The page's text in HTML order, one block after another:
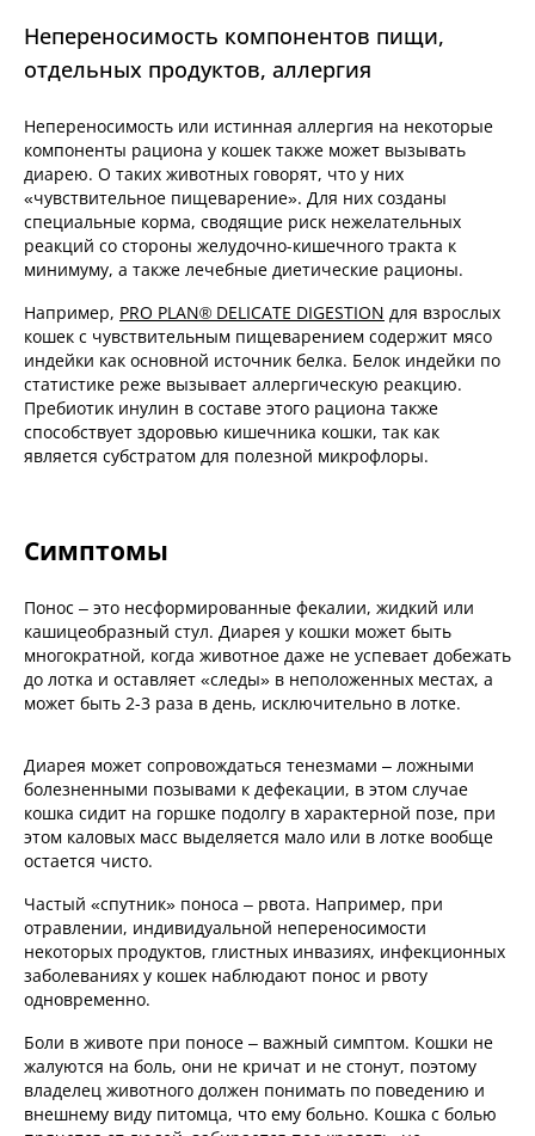
Непереносимость компонентов пищи,
отдельных продуктов, аллергия
Непереносимость или истинная аллергия на некоторые
компоненты рациона у кошек также может вызывать
диарею. О таких животных говорят, что у них
«чувствительное пищеварение». Для них созданы
специальные корма, сводящие риск нежелательных
реакций со стороны желудочно-кишечного тракта к
минимуму, а также лечебные диетические рационы.
Например, PRO PLAN® DELICATE DIGESTION для взрослых
кошек с чувствительным пищеварением содержит мясо
индейки как основной источник белка. Белок индейки по
статистике реже вызывает аллергическую реакцию.
Пребиотик инулин в составе этого рациона также
способствует здоровью кишечника кошки, так как
является субстратом для полезной микрофлоры.
Симптомы
Понос – это несформированные фекалии, жидкий или
кашицеобразный стул. Диарея у кошки может быть
многократной, когда животное даже не успевает добежать
до лотка и оставляет «следы» в неположенных местах, а
может быть 2-3 раза в день, исключительно в лотке.
Диарея может сопровождаться тенезмами – ложными
болезненными позывами к дефекации, в этом случае
кошка сидит на горшке подолгу в характерной позе, при
этом каловых масс выделяется мало или в лотке вообще
остается чисто.
Частый «спутник» поноса – рвота. Например, при
отравлении, индивидуальной непереносимости
некоторых продуктов, глистных инвазиях, инфекционных
заболеваниях у кошек наблюдают понос и рвоту
одновременно.
Боли в животе при поносе – важный симптом. Кошки не
жалуются на боль, они не кричат и не стонут, поэтому
владелец животного должен понимать по поведению и
внешнему виду питомца, что ему больно. Кошка с болью